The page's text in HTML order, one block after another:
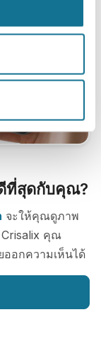
ที่สุดกับคุณ?
จะให้คุณดูภาพ
คุณ
อกความเห็นได้